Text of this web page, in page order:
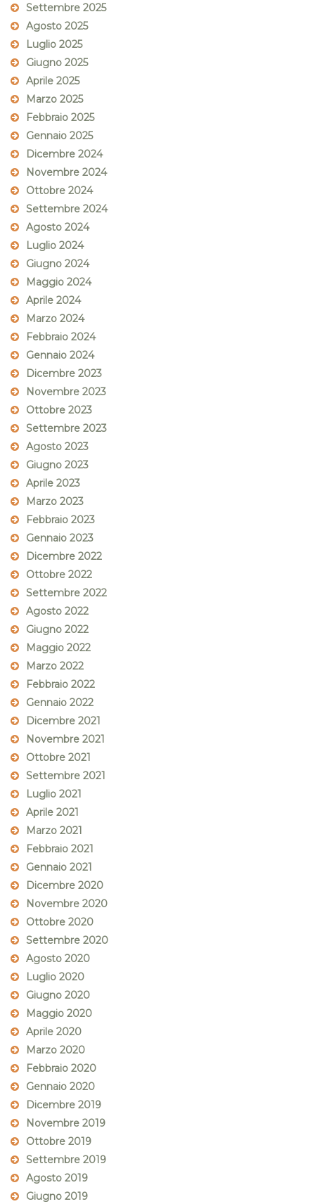
Settembre 2025
Agosto 2025
Luglio 2025
Giugno 2025
Aprile 2025
Marzo 2025
Febbraio 2025
Gennaio 2025
Dicembre 2024
Novembre 2024
Ottobre 2024
Settembre 2024
Agosto 2024
Luglio 2024
Giugno 2024
Maggio 2024
Aprile 2024
Marzo 2024
Febbraio 2024
Gennaio 2024
Dicembre 2023
Novembre 2023
Ottobre 2023
Settembre 2023
Agosto 2023
Giugno 2023
Aprile 2023
Marzo 2023
Febbraio 2023
Gennaio 2023
Dicembre 2022
Ottobre 2022
Settembre 2022
Agosto 2022
Giugno 2022
Maggio 2022
Marzo 2022
Febbraio 2022
Gennaio 2022
Dicembre 2021
Novembre 2021
Ottobre 2021
Settembre 2021
Luglio 2021
Aprile 2021
Marzo 2021
Febbraio 2021
Gennaio 2021
Dicembre 2020
Novembre 2020
Ottobre 2020
Settembre 2020
Agosto 2020
Luglio 2020
Giugno 2020
Maggio 2020
Aprile 2020
Marzo 2020
Febbraio 2020
Gennaio 2020
Dicembre 2019
Novembre 2019
Ottobre 2019
Settembre 2019
Agosto 2019
Giugno 2019